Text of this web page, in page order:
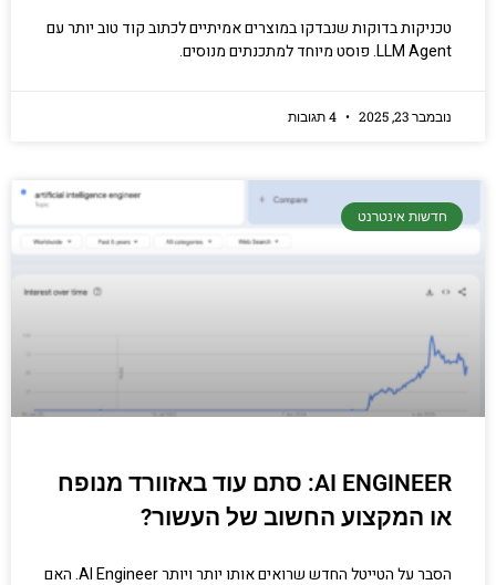
טכניקות בדוקות שנבדקו במוצרים אמיתיים לכתוב קוד טוב יותר עם
LLM Agent. פוסט מיוחד למתכנתים מנוסים.
נובמבר 23, 2025
חדשות אינטרנט
AI ENGINEER: סתם עוד באזוורד מנופח
או המקצוע החשוב של העשור?
הסבר על הטייטל החדש שרואים אותו יותר ויותר AI Engineer. האם